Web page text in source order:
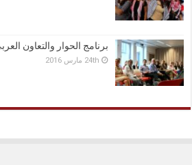
برنامج الحوار والتعاون
24th مارس 2016